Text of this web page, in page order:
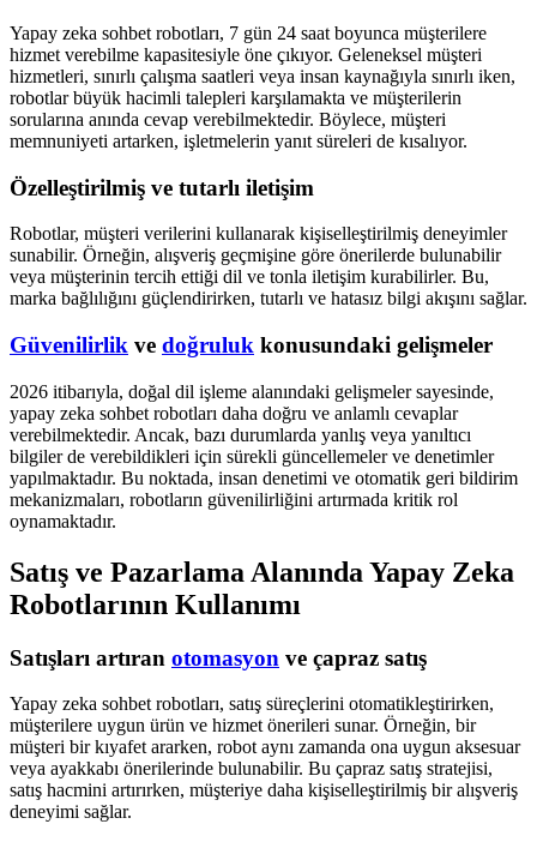
Yapay zeka sohbet robotları, 7 gün 24 saat boyunca müşterilere
hizmet verebilme kapasitesiyle öne çıkıyor. Geleneksel müşteri
hizmetleri, sınırlı çalışma saatleri veya insan kaynağıyla sınırlı iken,
robotlar büyük hacimli talepleri karşılamakta ve müşterilerin
sorularına anında cevap verebilmektedir. Böylece, müşteri
memnuniyeti artarken, işletmelerin yanıt süreleri de kısalıyor.
Özelleştirilmiş ve tutarlı iletişim
Robotlar, müşteri verilerini kullanarak kişiselleştirilmiş deneyimler
sunabilir. Örneğin, alışveriş geçmişine göre önerilerde bulunabilir
veya müşterinin tercih ettiği dil ve tonla iletişim kurabilirler. Bu,
marka bağlılığını güçlendirirken, tutarlı ve hatasız bilgi akışını sağlar.
Güvenilirlik ve doğruluk konusundaki gelişmeler
2026 itibarıyla, doğal dil işleme alanındaki gelişmeler sayesinde,
yapay zeka sohbet robotları daha doğru ve anlamlı cevaplar
verebilmektedir. Ancak, bazı durumlarda yanlış veya yanıltıcı
bilgiler de verebildikleri için sürekli güncellemeler ve denetimler
yapılmaktadır. Bu noktada, insan denetimi ve otomatik geri bildirim
mekanizmaları, robotların güvenilirliğini artırmada kritik rol
oynamaktadır.
Satış ve Pazarlama Alanında Yapay Zeka
Robotlarının Kullanımı
Satışları artıran otomasyon ve çapraz satış
Yapay zeka sohbet robotları, satış süreçlerini otomatikleştirirken,
müşterilere uygun ürün ve hizmet önerileri sunar. Örneğin, bir
müşteri bir kıyafet ararken, robot aynı zamanda ona uygun aksesuar
veya ayakkabı önerilerinde bulunabilir. Bu çapraz satış stratejisi,
satış hacmini artırırken, müşteriye daha kişiselleştirilmiş bir alışveriş
deneyimi sağlar.